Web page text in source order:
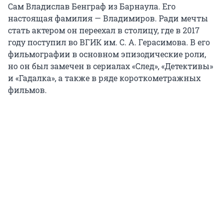
Сам Владислав Бенграф из Барнаула. Его
настоящая фамилия — Владимиров. Ради мечты
стать актером он переехал в столицу, где в 2017
году поступил во ВГИК им. С. А. Герасимова. В его
фильмографии в основном эпизодические роли,
но он был замечен в сериалах «След», «Детективы»
и «Гадалка», а также в ряде короткометражных
фильмов.